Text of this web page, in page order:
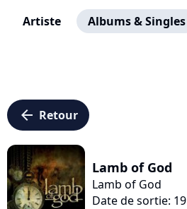
Artiste Albums & Singles
arrow_left Retour
Lamb of God
Lamb of God
Date de sortie: